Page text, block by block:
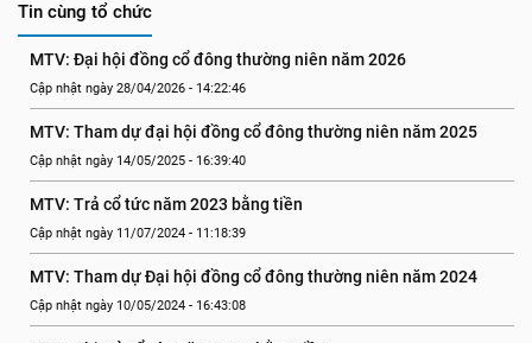
Tin cùng tổ chức
MTV: Đại hội đồng cổ đông thường niên năm 2026
Cập nhật ngày 28/04/2026 - 14:22:46
MTV: Tham dự đại hội đồng cổ đông thường niên năm 2025
Cập nhật ngày 14/05/2025 - 16:39:40
MTV: Trả cổ tức năm 2023 bằng tiền
Cập nhật ngày 11/07/2024 - 11:18:39
MTV: Tham dự Đại hội đồng cổ đông thường niên năm 2024
Cập nhật ngày 10/05/2024 - 16:43:08